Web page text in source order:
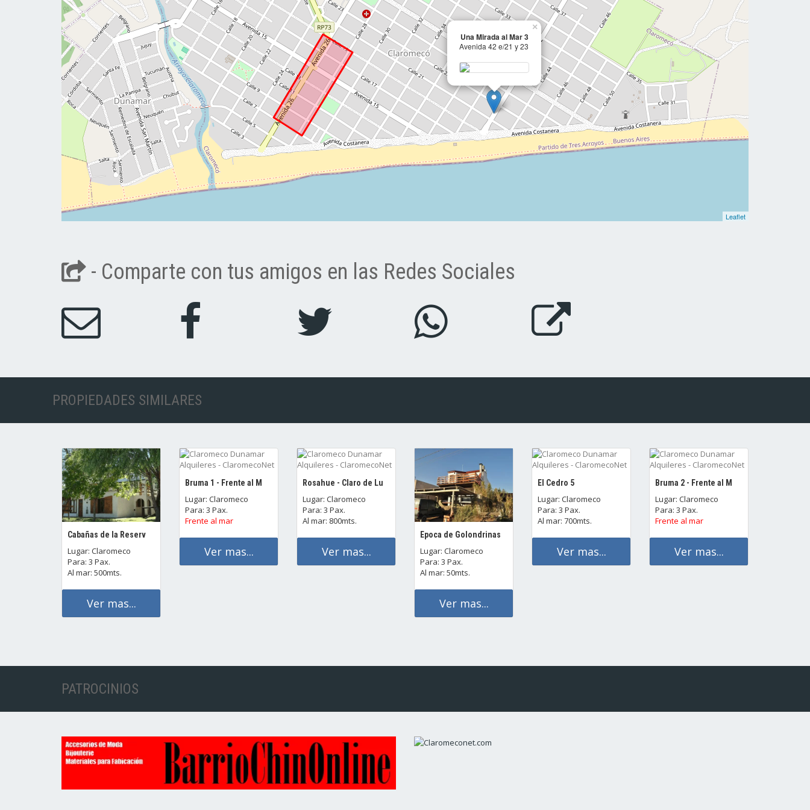
Una Mirada al Mar 3
Avenida 42 e/21 y 23
×
Leaflet
- Comparte con tus amigos en las Redes Sociales
PROPIEDADES SIMILARES
Cabañas de la Reserv
Lugar: Claromeco
Para: 3 Pax.
Al mar: 500mts.
Ver mas...
Bruma 1 - Frente al M
Lugar: Claromeco
Para: 3 Pax.
Frente al mar
Ver mas...
Rosahue - Claro de Lu
Lugar: Claromeco
Para: 3 Pax.
Al mar: 800mts.
Ver mas...
Epoca de Golondrinas
Lugar: Claromeco
Para: 3 Pax.
Al mar: 50mts.
Ver mas...
El Cedro 5
Lugar: Claromeco
Para: 3 Pax.
Al mar: 700mts.
Ver mas...
Bruma 2 - Frente al M
Lugar: Claromeco
Para: 3 Pax.
Frente al mar
Ver mas...
PATROCINIOS